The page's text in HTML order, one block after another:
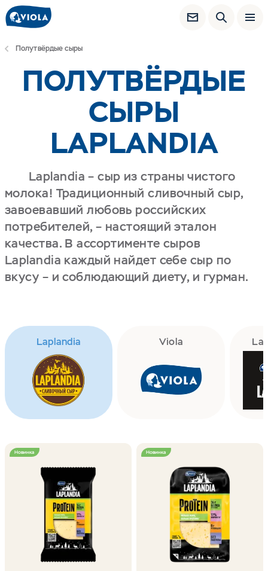
Полутвёрдые сыры
ПОЛУТВЁРДЫЕ
СЫРЫ
LAPLANDIA
Laplandia – сыр из страны чистого
молока! Традиционный сливочный сыр,
завоевавший любовь российских
потребителей, – настоящий эталон
качества. В ассортименте сыров
Laplandia каждый найдет себе сыр по
вкусу – и соблюдающий диету, и гурман.
Laplandia Viola
Новинка Новинка